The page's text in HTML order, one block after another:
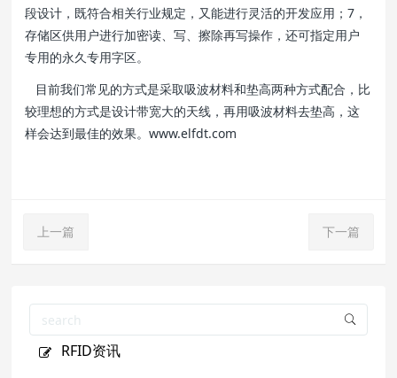
段设计，既符合相关行业规定，又能进行灵活的开发应用；7，
存储区供用户进行加密读、写、擦除再写操作，还可指定用户
专用的永久专用字区。
目前我们常见的方式是采取吸波材料和垫高两种方式配合，比
较理想的方式是设计带宽大的天线，再用吸波材料去垫高，这
样会达到最佳的效果。www.elfdt.com
上一篇 下一篇
RFID资讯